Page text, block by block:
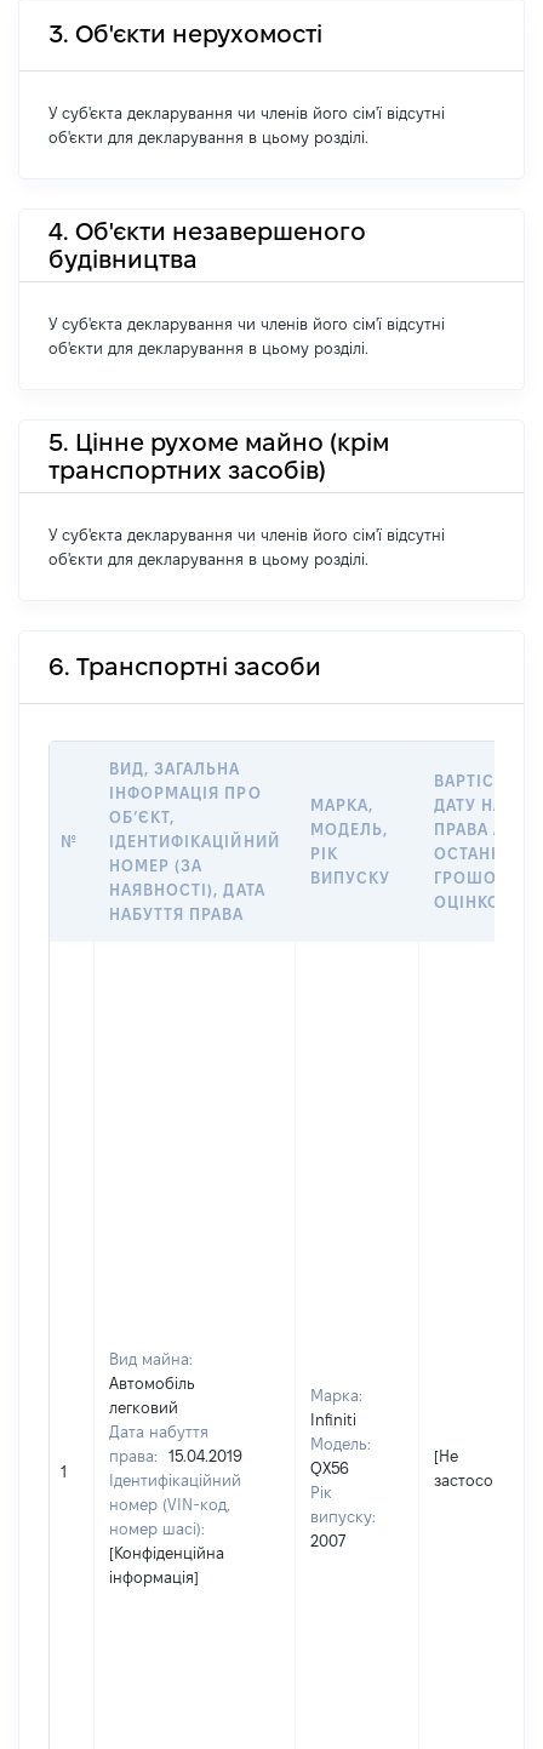
3. Об'єкти нерухомості
У суб'єкта декларування чи членів його сім'ї відсутні
об'єкти для декларування в цьому розділі.
4. Об'єкти незавершеного
будівництва
У суб'єкта декларування чи членів його сім'ї відсутні
об'єкти для декларування в цьому розділі.
5. Цінне рухоме майно (крім
транспортних засобів)
У суб'єкта декларування чи членів його сім'ї відсутні
об'єкти для декларування в цьому розділі.
6. Транспортні засоби
№
ВИД, ЗАГАЛЬНА
ІНФОРМАЦІЯ ПРО
ОБʼЄКТ,
ІДЕНТИФІКАЦІЙНИЙ
НОМЕР (ЗА
НАЯВНОСТІ), ДАТА
НАБУТТЯ ПРАВА
МАРКА,
МОДЕЛЬ,
РІК
ВИПУСКУ
ВАРТІСТЬ НА
ДАТУ
ПРАВА АБО
ГРОШОВОЮ
ОЦІНКОЮ,
1
Вид майна:
Автомобіль
легковий
Дата набуття
права:
15.04.2019
Ідентифікаційний
номер (VIN-код,
номер шасі):
[Конфіденційна
інформація]
Марка:
Infiniti
Модель:
QX56
Рік
випуску:
2007
[Не